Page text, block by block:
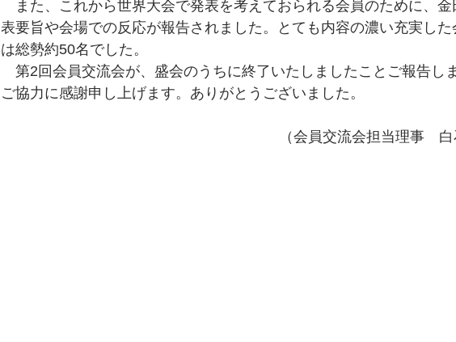
また、これから世界大会で発表を考えておられる会員のために、金
表要旨や会場での反応が報告されました。とても内容の濃い充実し
は総勢約50名でした。
第2回会員交流会が、盛会のうちに終了いたしましたことご報告し
ご協力に感謝申し上げます。ありがとうございました。
（会員交流会担当理事　